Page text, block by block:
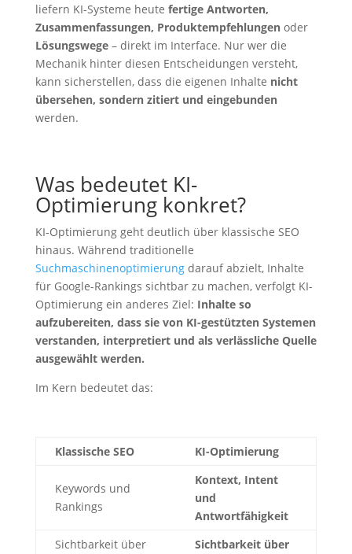
liefern KI-Systeme heute fertige Antworten,
Zusammenfassungen, Produktempfehlungenoder
Lösungswege– direkt im Interface. Nur wer die
Mechanik hinter diesen Entscheidungen versteht,
kann sicherstellen, dass die eigenen Inhalte nicht
übersehen, sondern zitiert und eingebunden
werden.
Was bedeutet KI-
Optimierung konkret?
KI-Optimierung geht deutlich über klassische SEO
hinaus. Während traditionelle
Suchmaschinenoptimierungdarauf abzielt, Inhalte
für Google-Rankings sichtbar zu machen, verfolgt KI-
Optimierung ein anderes Ziel: Inhalte so
aufzubereiten, dass sie von KI-gestützten Systemen
verstanden, interpretiert und als verlässliche Quelle
ausgewählt werden.
Im Kern bedeutet das:
Klassische SEO KI-Optimierung
Keywords und
Rankings
Kontext, Intent
und
Antwortfähigkeit
Sichtbarkeit über
Sichtbarkeit über